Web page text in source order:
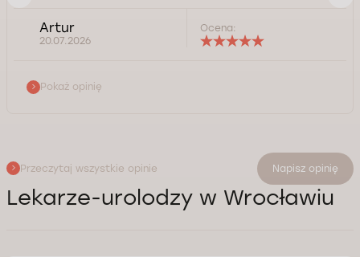
Artur
20.07.2026
Ocena:
Pokaż opinię
Przeczytaj wszystkie opinie Napisz opinię
Lekarze-urolodzy w Wrocławiu